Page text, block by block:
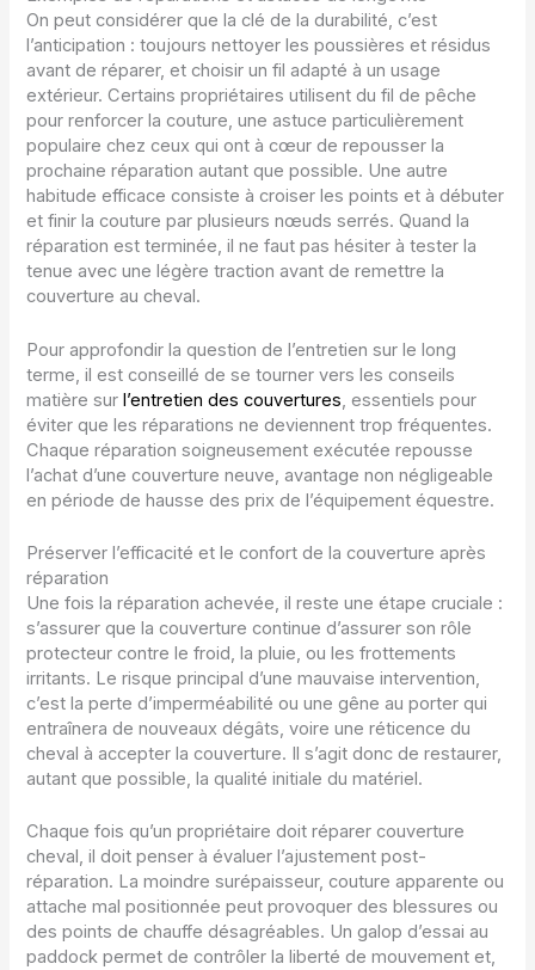
On peut considérer que la clé de la durabilité, c’est
l’anticipation : toujours nettoyer les poussières et résidus
avant de réparer, et choisir un fil adapté à un usage
extérieur. Certains propriétaires utilisent du fil de pêche
pour renforcer la couture, une astuce particulièrement
populaire chez ceux qui ont à cœur de repousser la
prochaine réparation autant que possible. Une autre
habitude efficace consiste à croiser les points et à débuter
et finir la couture par plusieurs nœuds serrés. Quand la
réparation est terminée, il ne faut pas hésiter à tester la
tenue avec une légère traction avant de remettre la
couverture au cheval.
Pour approfondir la question de l’entretien sur le long
terme, il est conseillé de se tourner vers les conseils
matière surl’entretien des couvertures , essentiels pour
éviter que les réparations ne deviennent trop fréquentes.
Chaque réparation soigneusement exécutée repousse
l’achat d’une couverture neuve, avantage non négligeable
en période de hausse des prix de l’équipement équestre.
Préserver l’efficacité et le confort de la couverture après
réparation
Une fois la réparation achevée, il reste une étape cruciale :
s’assurer que la couverture continue d’assurer son rôle
protecteur contre le froid, la pluie, ou les frottements
irritants. Le risque principal d’une mauvaise intervention,
c’est la perte d’imperméabilité ou une gêne au porter qui
entraînera de nouveaux dégâts, voire une réticence du
cheval à accepter la couverture. Il s’agit donc de restaurer,
autant que possible, la qualité initiale du matériel.
Chaque fois qu’un propriétaire doit réparer couverture
cheval, il doit penser à évaluer l’ajustement post-
réparation. La moindre surépaisseur, couture apparente ou
attache mal positionnée peut provoquer des blessures ou
des points de chauffe désagréables. Un galop d’essai au
paddock permet de contrôler la liberté de mouvement et,